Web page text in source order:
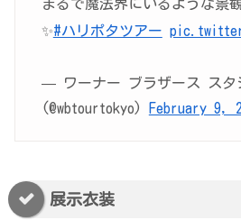
まるで魔法界にいるような景
✨#ハリポタツアー
— ワーナー ブラザース スタ
(@wbtourtokyo)
February 9,
展示衣装